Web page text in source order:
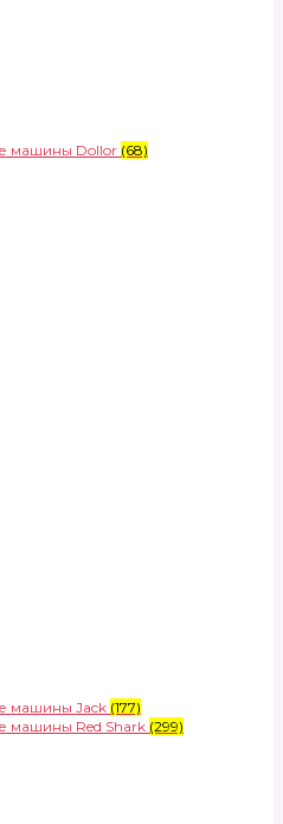
машины Dollor (68)
машины Jack (177)
Red Shark (299)